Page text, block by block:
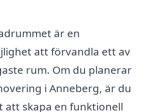
är en
att förvandla ett av
rum. Om du planerar
i Anneberg, är du
att skapa en funktionell